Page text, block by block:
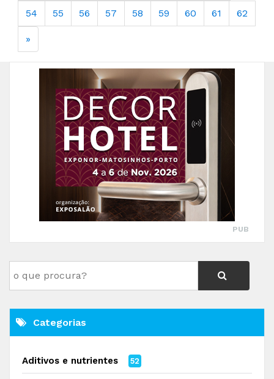
54 55 56 57 58 59 60 61 62
»
PUB
Categorias
Aditivos e nutrientes 52